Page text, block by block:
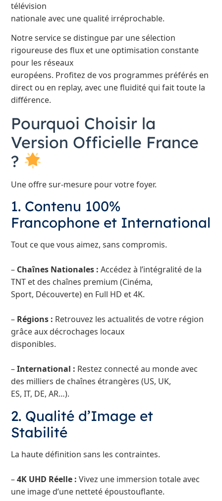
télévision
nationale avec une qualité irréprochable.
Notre service se distingue par une sélection
rigoureuse des flux et une optimisation constante
pour les réseaux
européens. Profitez de vos programmes préférés en
direct ou en replay, avec une fluidité qui fait toute la
différence.
Pourquoi Choisir la
Version Officielle France
?
Une offre sur-mesure pour votre foyer.
1. Contenu 100%
Francophone et International
Tout ce que vous aimez, sans compromis.
– Chaînes Nationales : Accédez à l’intégralité de la
TNT et des chaînes premium (Cinéma,
Sport, Découverte) en Full HD et 4K.
– Régions : Retrouvez les actualités de votre région
grâce aux décrochages locaux
disponibles.
–International : Restez connecté au monde avec
des milliers de chaînes étrangères (US, UK,
ES, IT, DE, AR…).
2. Qualité d’Image et
Stabilité
La haute définition sans les contraintes.
–4K UHD Réelle : Vivez une immersion totale avec
une image d’une netteté époustouflante.